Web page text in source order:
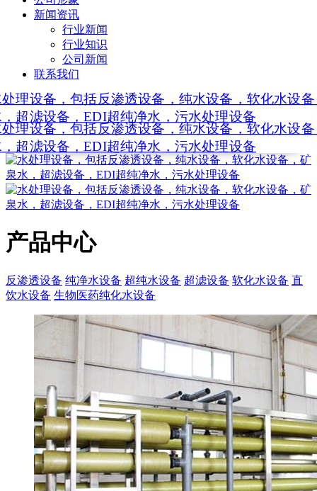
新闻资讯
行业新闻
行业知识
公司新闻
联系我们
产品中心
反渗透设备 纯净水设备 超纯水设备 超滤设备 软化水设备 直
饮水设备 生物医药纯化水设备